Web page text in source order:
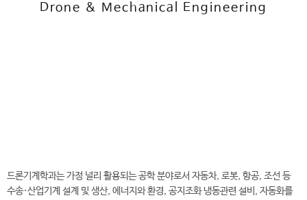
Drone & Mechanical Engineering
드론기계학과는 가정 널리 활용되는 공학 분야로서 자동차, 로봇, 항공, 조선 등
수송·산업기계 설계 및 생산, 에너지와 환경, 공지조화 냉동관련 설비, 자동화를